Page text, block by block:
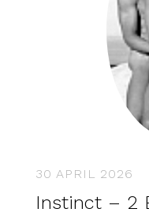
30 APRIL 2026
Instinct – 2